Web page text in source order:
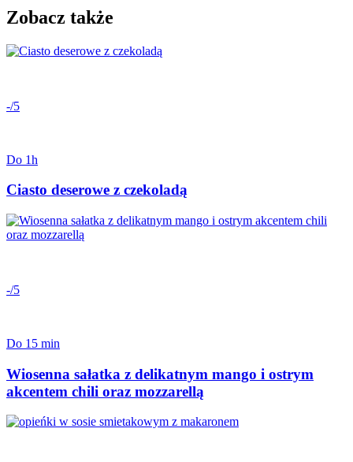
Zobacz także
-/5
Do 1h
Ciasto deserowe z czekoladą
-/5
Do 15 min
Wiosenna sałatka z delikatnym mango i ostrym
akcentem chili oraz mozzarellą